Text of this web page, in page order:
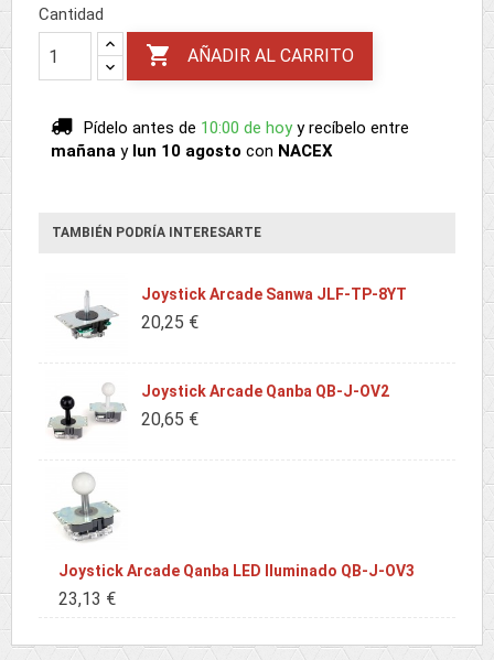
Cantidad
 AÑADIR AL CARRITO
Pídelo antes de 10:00 de hoyy recíbelo entre
mañana y lun 10 agosto con NACEX
TAMBIÉN PODRÍA INTERESARTE
Joystick Arcade Sanwa JLF-TP-8YT
20,25 €
Joystick Arcade Qanba QB-J-OV2
20,65 €
Joystick Arcade Qanba LED Iluminado QB-J-OV3
23,13 €